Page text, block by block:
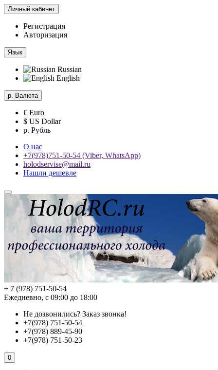
Личный кабинет
Регистрация
Авторизация
Язык
Russian
English
р. Валюта
€ Euro
$ US Dollar
р. Рубль
О нас
+7(978)751-50-54 (Viber, WhatsApp)
holodservise@mail.ru
Нашли дешевле
+ 7 (978) 751-50-54
Ежедневно, с 09:00 до 18:00
Не дозвонились? Заказ звонка!
+7(978) 751-50-54
+7(978) 889-45-90
+7(978) 751-50-23
0